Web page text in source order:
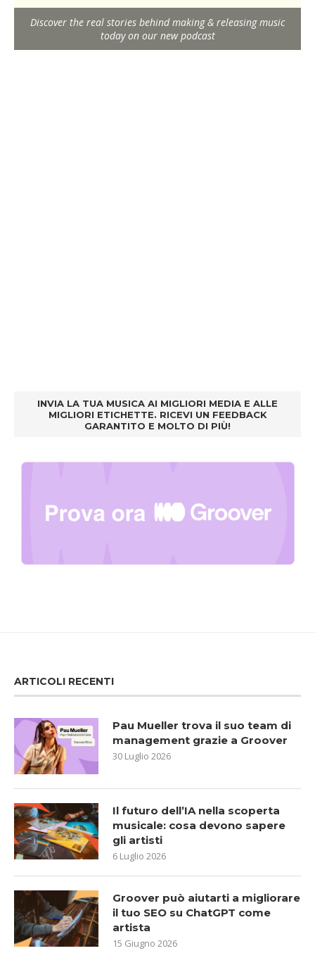
Discover the real stories behind making & releasing music
today on our new podcast
INVIA LA TUA MUSICA AI MIGLIORI MEDIA E ALLE
MIGLIORI ETICHETTE. RICEVI UN FEEDBACK
GARANTITO E MOLTO DI PIÙ!
ARTICOLI RECENTI
Pau Mueller trova il suo team di
management grazie a Groover
30 Luglio 2026
Il futuro dell’IA nella scoperta
musicale: cosa devono sapere
gli artisti
6 Luglio 2026
Groover può aiutarti a migliorare
il tuo SEO su ChatGPT come
artista
15 Giugno 2026